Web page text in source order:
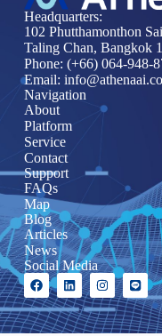
Headquarters:
102 Phutthamonthon
Taling Chan, Bangkok
Phone: (+66) 064-948-
Email: info@athenaai.co
Navigation
About
Platform
Service
Contact
Support
FAQs
Map
Blog
Articles
News
Social Media